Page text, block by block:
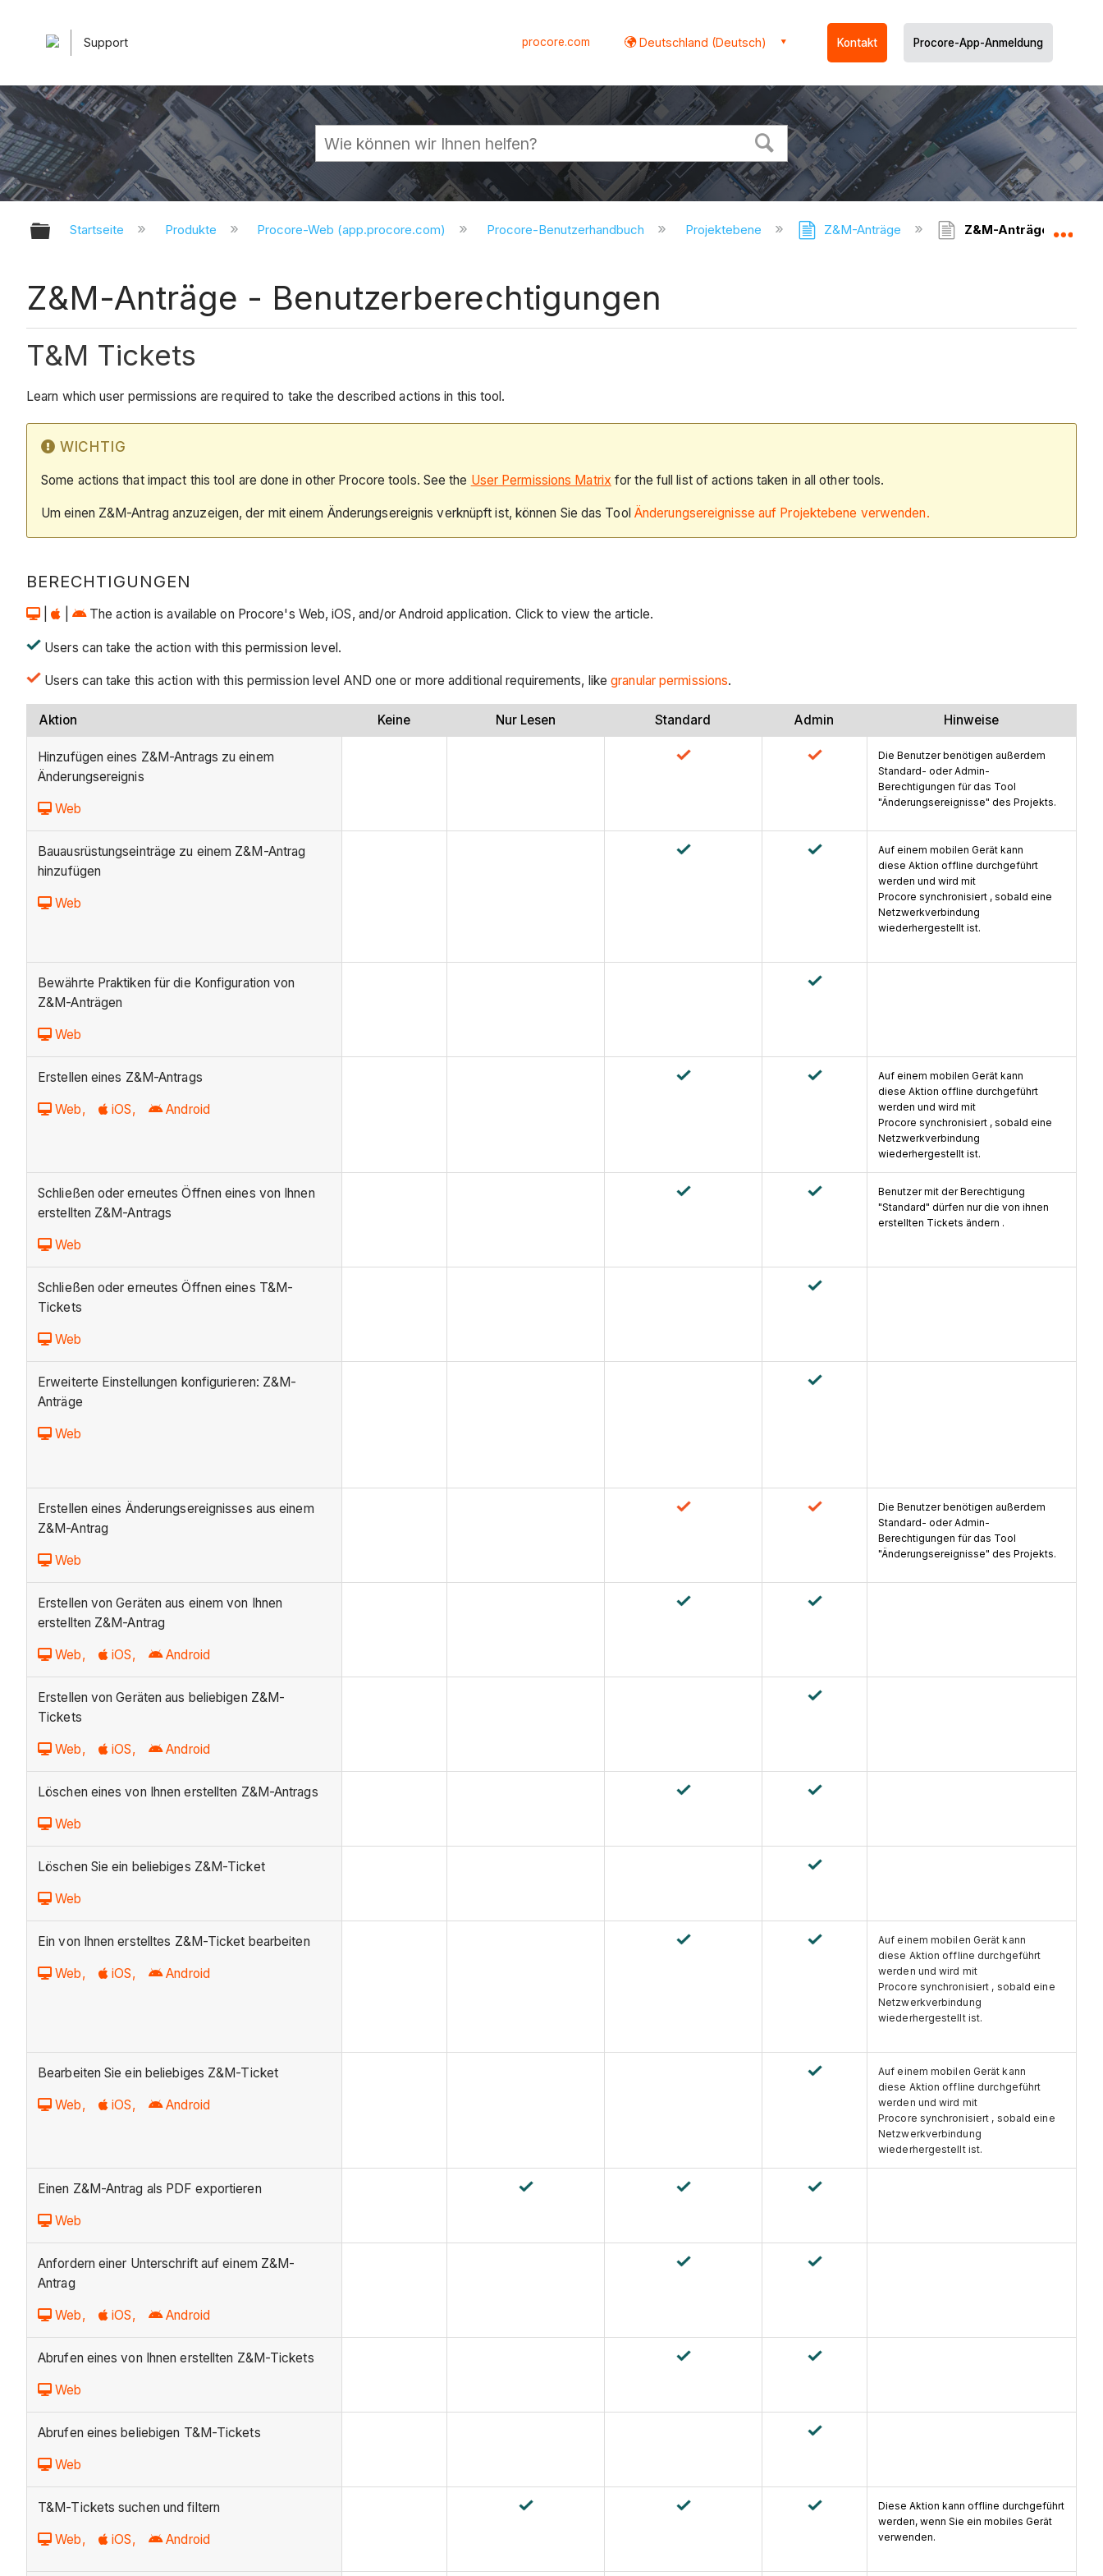
Support procore.com Deutschland (Deutsch) Kontakt Procore-App-Anmeldung
Globale Hierarchie auf- und zuklappen
Startseite Produkte Procore-Web (app.procore.com) Procore-Benutzerhandbuch Projektebene Z&M-Anträge Z&M-Anträge -
Z&M-Anträge - Benutzerberechtigungen
T&M Tickets
Learn which user permissions are required to take the described actions in this tool.
WICHTIG
Some actions that impact this tool are done in other Procore tools. See the User Permissions Matrix for the full list of actions taken in all other tools.
Um einen Z&M-Antrag anzuzeigen, der mit einem Änderungsereignis verknüpft ist, können Sie das Tool Änderungsereignisse auf Projektebene verwenden.
BERECHTIGUNGEN
| The action is available on Procore's Web, iOS, and/or Android application. Click to view the article.
Users can take the action with this permission level.
Users can take this action with this permission level AND one or more additional requirements, likegranular permissions.
Aktion Keine Nur Lesen Standard Admin Hinweise
Hinzufügen eines Z&M-Antrags zu einem
Änderungsereignis
Web
Die Benutzer benötigen außerdem
Standard- oder Admin-
Berechtigungen für das Tool
"Änderungsereignisse" des Projekts.
Bauausrüstungseinträge zu einem Z&M-Antrag
hinzufügen
Web
Auf einem mobilen Gerät kann
diese Aktion offline durchgeführt
werden und wird mit
Procore synchronisiert , sobald eine
Netzwerkverbindung
wiederhergestellt ist.
Bewährte Praktiken für die Konfiguration von
Z&M-Anträgen
Web
Erstellen eines Z&M-Antrags
Web, iOS, Android
Auf einem mobilen Gerät kann
diese Aktion offline durchgeführt
werden und wird mit
Procore synchronisiert , sobald eine
Netzwerkverbindung
wiederhergestellt ist.
Schließen oder erneutes Öffnen eines von Ihnen
erstellten Z&M-Antrags
Web
Benutzer mit der Berechtigung
"Standard" dürfen nur die von ihnen
erstellten Tickets ändern .
Schließen oder erneutes Öffnen eines T&M-
Tickets
Web
Erweiterte Einstellungen konfigurieren: Z&M-
Anträge
Web
Erstellen eines Änderungsereignisses aus einem
Z&M-Antrag
Web
Die Benutzer benötigen außerdem
Standard- oder Admin-
Berechtigungen für das Tool
"Änderungsereignisse" des Projekts.
Erstellen von Geräten aus einem von Ihnen
erstellten Z&M-Antrag
Web, iOS, Android
Erstellen von Geräten aus beliebigen Z&M-
Tickets
Web, iOS, Android
Löschen eines von Ihnen erstellten Z&M-Antrags
Web
Löschen Sie ein beliebiges Z&M-Ticket
Web
Ein von Ihnen erstelltes Z&M-Ticket bearbeiten
Web, iOS, Android
Auf einem mobilen Gerät kann
diese Aktion offline durchgeführt
werden und wird mit
Procore synchronisiert , sobald eine
Netzwerkverbindung
wiederhergestellt ist.
Bearbeiten Sie ein beliebiges Z&M-Ticket
Web, iOS, Android
Auf einem mobilen Gerät kann
diese Aktion offline durchgeführt
werden und wird mit
Procore synchronisiert , sobald eine
Netzwerkverbindung
wiederhergestellt ist.
Einen Z&M-Antrag als PDF exportieren
Web
Anfordern einer Unterschrift auf einem Z&M-
Antrag
Web, iOS, Android
Abrufen eines von Ihnen erstellten Z&M-Tickets
Web
Abrufen eines beliebigen T&M-Tickets
Web
T&M-Tickets suchen und filtern
Web, iOS, Android
Diese Aktion kann offline durchgeführt
werden, wenn Sie ein mobiles Gerät
verwenden.